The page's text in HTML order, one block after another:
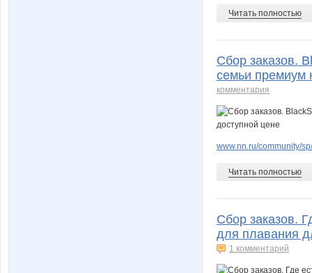
Читать полностью
Сбор заказов.
семьи премиум
комментария
www.nn.ru/community/
Читать полностью
Сбор заказов.
для плавания
1 комментарий